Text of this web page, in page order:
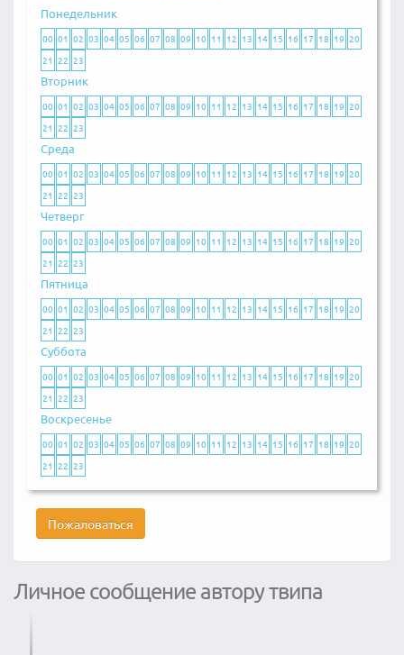
Понедельник
00 01 02 03 04 05 06 07 08 09 10 11 12 13 14 15 16 17 18 19 20
21 22 23
Вторник
00 01 02 03 04 05 06 07 08 09 10 11 12 13 14 15 16 17 18 19 20
21 22 23
Среда
00 01 02 03 04 05 06 07 08 09 10 11 12 13 14 15 16 17 18 19 20
21 22 23
Четверг
00 01 02 03 04 05 06 07 08 09 10 11 12 13 14 15 16 17 18 19 20
21 22 23
Пятница
00 01 02 03 04 05 06 07 08 09 10 11 12 13 14 15 16 17 18 19 20
21 22 23
Суббота
00 01 02 03 04 05 06 07 08 09 10 11 12 13 14 15 16 17 18 19 20
21 22 23
Воскресенье
00 01 02 03 04 05 06 07 08 09 10 11 12 13 14 15 16 17 18 19 20
21 22 23
Пожаловаться
Личное сообщение автору твипа